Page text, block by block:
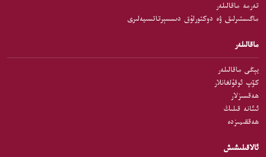
تەرمە ماقالىلەر
ماگىستىرلىق ۋە دوكتورلۇق دىسسېرتاتسىيەلىرى
ماقالىلەر
يېڭى ماقالىلەر
كۆپ ئوقۇلغانلار
ھەقسىزلار
ئىئانە قىلىڭ
ھەققىمىزدە
ئالاقىلىشىش